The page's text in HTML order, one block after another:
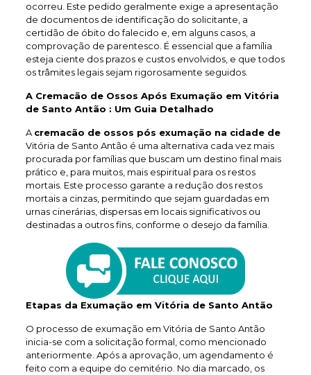
ocorreu. Este pedido geralmente exige a apresentação
de documentos de identificação do solicitante, a
certidão de óbito do falecido e, em alguns casos, a
comprovação de parentesco. É essencial que a família
esteja ciente dos prazos e custos envolvidos, e que todos
os trâmites legais sejam rigorosamente seguidos.
A Cremacão de Ossos Após Exumação em Vitória
de Santo Antão : Um Guia Detalhado
A cremacão de ossos pós exumação na cidade de
Vitória de Santo Antão é uma alternativa cada vez mais
procurada por famílias que buscam um destino final mais
prático e, para muitos, mais espiritual para os restos
mortais. Este processo garante a redução dos restos
mortais a cinzas, permitindo que sejam guardadas em
urnas cinerárias, dispersas em locais significativos ou
destinadas a outros fins, conforme o desejo da família.
Etapas da Exumação em Vitória de Santo Antão
O processo de exumação em Vitória de Santo Antão
inicia-se com a solicitação formal, como mencionado
anteriormente. Após a aprovação, um agendamento é
feito com a equipe do cemitério. No dia marcado, os